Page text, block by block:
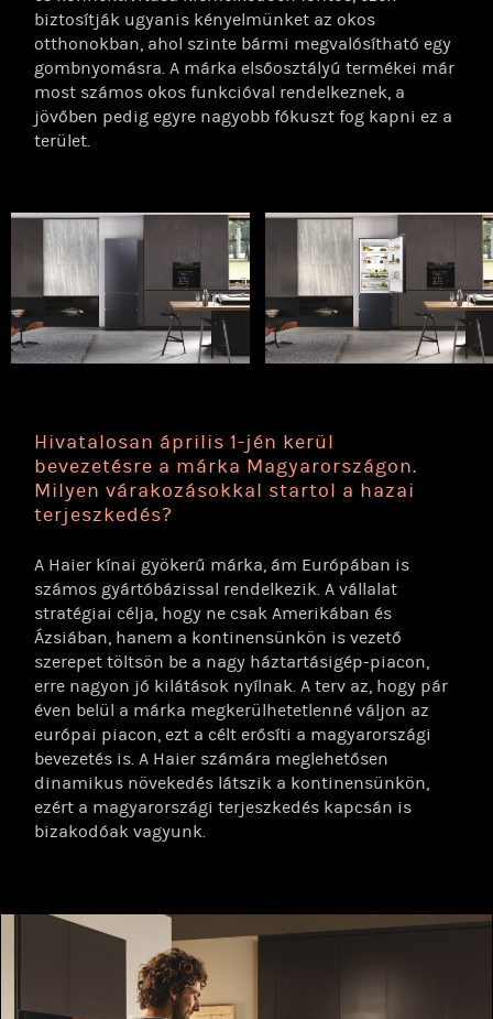
biztosítják ugyanis kényelmünket az okos
otthonokban, ahol szinte bármi megvalósítható egy
gombnyomásra. A márka elsőosztályú termékei már
most számos okos funkcióval rendelkeznek, a
jövőben pedig egyre nagyobb fókuszt fog kapni ez a
terület.
Hivatalosan április 1-jén kerül
bevezetésre a márka Magyarországon.
Milyen várakozásokkal startol a hazai
terjeszkedés?
A Haier kínai gyökerű márka, ám Európában is
számos gyártóbázissal rendelkezik. A vállalat
stratégiai célja, hogy ne csak Amerikában és
Ázsiában, hanem a kontinensünkön is vezető
szerepet töltsön be a nagy háztartásigép-piacon,
erre nagyon jó kilátások nyílnak. A terv az, hogy pár
éven belül a márka megkerülhetetlenné váljon az
európai piacon, ezt a célt erősíti a magyarországi
bevezetés is. A Haier számára meglehetősen
dinamikus növekedés látszik a kontinensünkön,
ezért a magyarországi terjeszkedés kapcsán is
bizakodóak vagyunk.